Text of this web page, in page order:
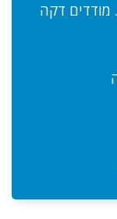
מודדים דקה